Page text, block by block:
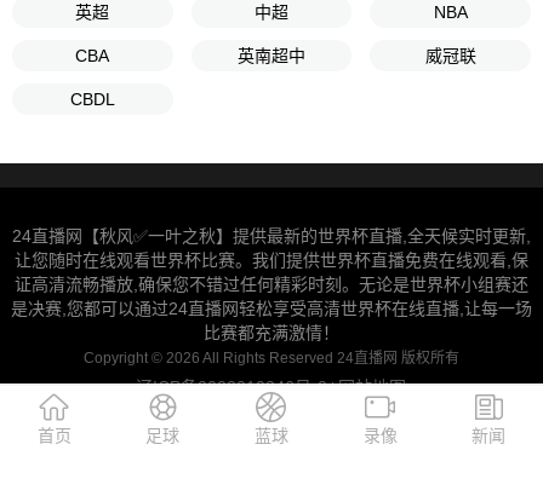
英超 中超 NBA
CBA 英南超中 威冠联
CBDL
24直播网【秋风✅一叶之秋】提供最新的世界杯直播,全天候实时更新,
让您随时在线观看世界杯比赛。我们提供世界杯直播免费在线观看,保
证高清流畅播放,确保您不错过任何精彩时刻。无论是世界杯小组赛还
是决赛,您都可以通过24直播网轻松享受高清世界杯在线直播,让每一场
比赛都充满激情！
Copyright © 2026 All Rights Reserved 24直播网 版权所有
辽ICP备2022010346号-2|网站地图
首页 足球 蓝球 录像 新闻